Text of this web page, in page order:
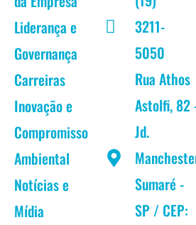
Liderança e
Governança
Carreiras
Inovação e
Compromisso
Ambiental
Notícias e
Mídia
3211-
5050
Rua Athos
Astolfi, 82
Jd.
Sumaré -
SP / CEP: